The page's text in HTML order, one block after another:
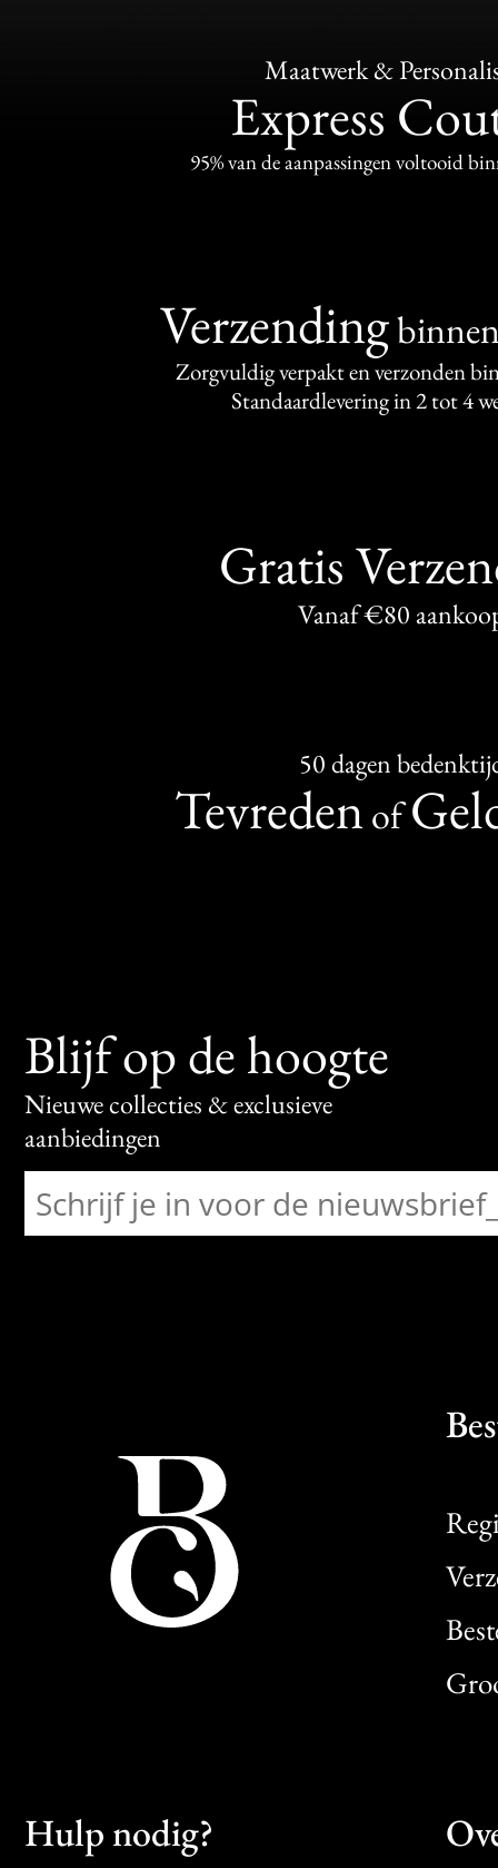
Maatwerk &
Express
95% van de aanpassingen voltooid
Verzending
Zorgvuldig verpakt en verzonden
Standaardlevering in 2 tot 4
Gratis
Vanaf €80
50 dagen
Tevredenof
Blijf op de hoogte
Nieuwe collecties & exclusieve
aanbiedingen
Hulp nodig?